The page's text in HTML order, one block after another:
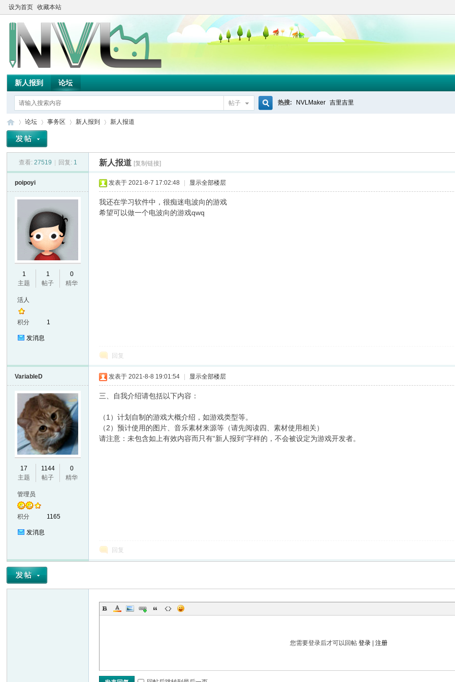
设为首页 收藏本站
新人报到 论坛
帖子 热搜: NVLMaker 吉里吉里
N
论坛
›
事务区
›
新人报到
›
新人报道
查看: 27519 回复: 1 新人报道 [复制链接]
poipoyi
1
主题
1
帖子
0
精华
活人
积分 1
发消息
发表于 2021-8-7 17:02:48 显示全部楼层
我还在学习软件中，很痴迷电波向的游戏
希望可以做一个电波向的游戏qwq
回复
VariableD
17
主题
1144
帖子
0
精华
管理员
积分 1165
发消息
发表于 2021-8-8 19:01:54 显示全部楼层
三、自我介绍请包括以下内容：
（1）计划自制的游戏大概介绍，如游戏类型等。
（2）预计使用的图片、音乐素材来源等（请先阅读四、素材使用相关）
请注意：未包含如上有效内容而只有“新人报到”字样的，不会被设定为游戏开发者。
回复
您需要登录后才可以回帖登录 |注册